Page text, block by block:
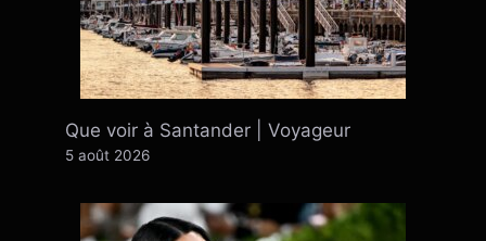
Que voir à Santander | Voyageur
5 août 2026